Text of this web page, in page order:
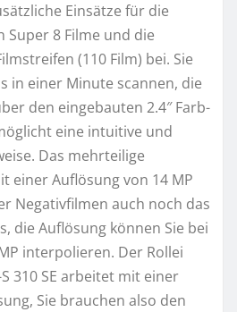
Einsätze für die
8 Filme und die
(110 Film) bei. Sie
in einer Minute scannen, die
den eingebauten 2.4″ Farb-
eine intuitive und
Das mehrteilige
einer Auflösung von 14 MP
Negativfilmen auch noch das
die Auflösung können Sie bei
interpolieren. Der Rollei
310 SE arbeitet mit einer
Sie brauchen also den